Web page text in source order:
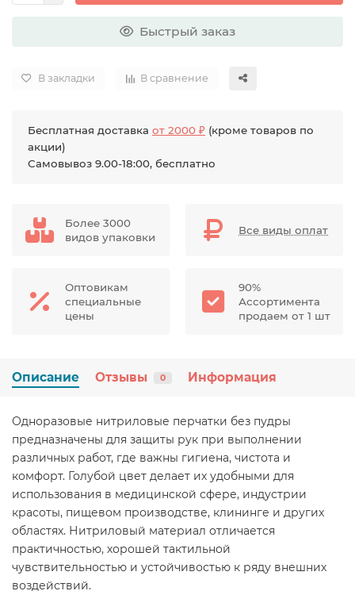
Быстрый заказ
В закладки В сравнение
Бесплатная доставка от 2000 ₽ (кроме товаров по
акции)
Самовывоз 9.00-18:00, бесплатно
Более 3000
видов упаковки
Все виды оплат
Оптовикам
специальные
цены
90%
Ассортимента
продаем от 1 шт
Описание Отзывы 0 Информация
Одноразовые нитриловые перчатки без пудры
предназначены для защиты рук при выполнении
различных работ, где важны гигиена, чистота и
комфорт. Голубой цвет делает их удобными для
использования в медицинской сфере, индустрии
красоты, пищевом производстве, клининге и других
областях. Нитриловый материал отличается
практичностью, хорошей тактильной
чувствительностью и устойчивостью к ряду внешних
воздействий.